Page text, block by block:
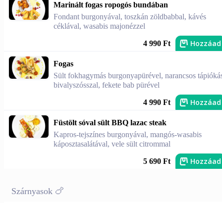
Marinált fogas ropogós bundában
Fondant burgonyával, toszkán zöldbabbal, kávés
céklával, wasabis majonézzel
4 990 Ft Hozzáad
Fogas
Sült fokhagymás burgonyapürével, narancsos
bivalyszósszal, fekete bab pürével
4 990 Ft Hozzáad
Füstölt sóval sült BBQ lazac steak
Kapros-tejszínes burgonyával, mangós-wasabis
káposztasalátával, vele sült citrommal
5 690 Ft Hozzáad
Szárnyasok 🍗